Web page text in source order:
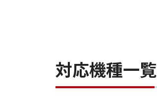
対応機種一覧